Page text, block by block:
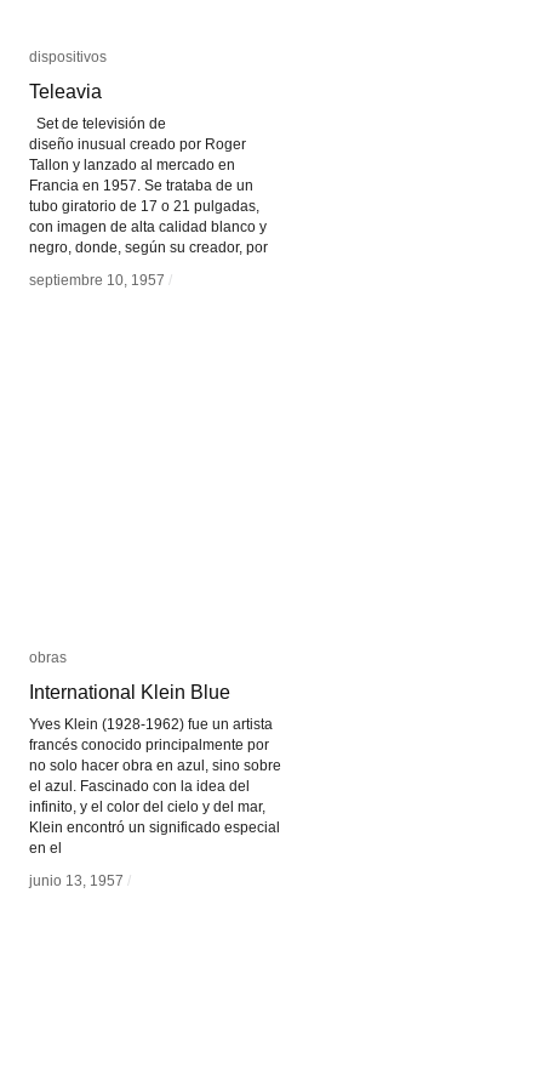
dispositivos
Teleavia
Set de televisión de
diseño inusual creado por Roger
Tallon y lanzado al mercado en
Francia en 1957. Se trataba de un
tubo giratorio de 17 o 21 pulgadas,
con imagen de alta calidad blanco y
negro, donde, según su creador, por
septiembre 10, 1957 /
dispositivos
Teleavia
septiembre 10, 1957 /
obras
International Klein Blue
Yves Klein (1928-1962) fue un artista
francés conocido principalmente por
no solo hacer obra en azul, sino sobre
el azul. Fascinado con la idea del
infinito, y el color del cielo y del mar,
Klein encontró un significado especial
en el
junio 13, 1957 /
obras
International Klein Blue
junio 13, 1957 /